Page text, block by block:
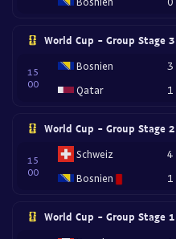
World Cup - Group Stage 3
15
00
Bosnien
Qatar
3
1
World Cup - Group Stage 2
15
00
Schweiz
Bosnien
4
1
World Cup - Group Stage 1